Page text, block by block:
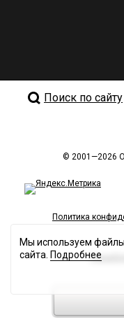
Поиск по сайту
© 2001—2026
Политика
Мы используем
сайта. Подробнее